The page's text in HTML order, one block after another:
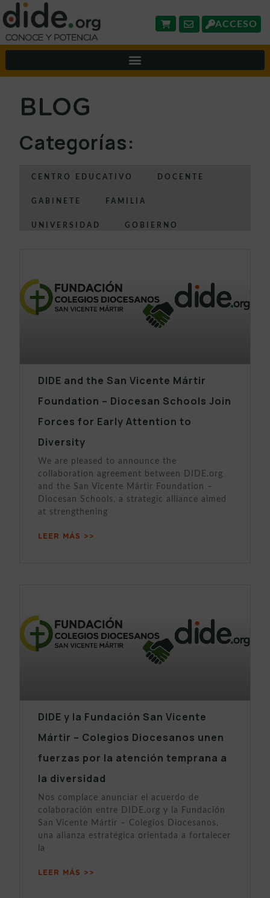
ACCESO
BLOG
Categorías:
CENTRO EDUCATIVO DOCENTE
GABINETE FAMILIA
UNIVERSIDAD GOBIERNO
DIDE and the San Vicente Mártir
Foundation – Diocesan Schools Join
Forces for Early Attention to
Diversity
We are pleased to announce the
collaboration agreement between DIDE.org
and the San Vicente Mártir Foundation –
Diocesan Schools, a strategic alliance aimed
at strengthening
LEER MÁS >>
DIDE y la Fundación San Vicente
Mártir – Colegios Diocesanos unen
fuerzas por la atención temprana a
la diversidad
Nos complace anunciar el acuerdo de
colaboración entre DIDE.org y la Fundación
San Vicente Mártir – Colegios Diocesanos,
una alianza estratégica orientada a fortalecer
la
LEER MÁS >>